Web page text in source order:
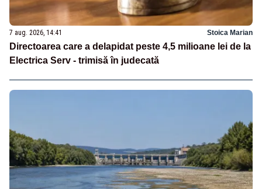
7 aug. 2026, 14:41 Stoica Marian
Directoarea care a delapidat peste 4,5 milioane lei de la
Electrica Serv - trimisă în judecată